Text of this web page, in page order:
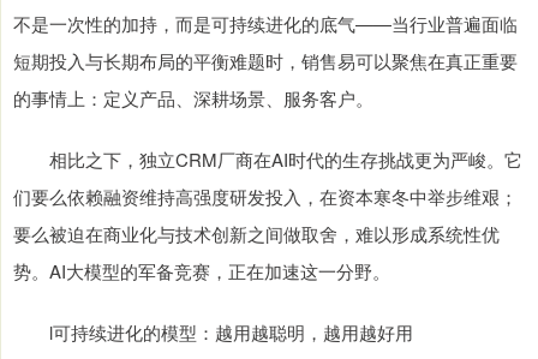
不是一次性的加持，而是可持续进化的底气——当行业普遍面临
短期投入与长期布局的平衡难题时，销售易可以聚焦在真正重要
的事情上：定义产品、深耕场景、服务客户。
相比之下，独立CRM厂商在AI时代的生存挑战更为严峻。它
们要么依赖融资维持高强度研发投入，在资本寒冬中举步维艰；
要么被迫在商业化与技术创新之间做取舍，难以形成系统性优
势。AI大模型的军备竞赛，正在加速这一分野。
l可持续进化的模型：越用越聪明，越用越好用